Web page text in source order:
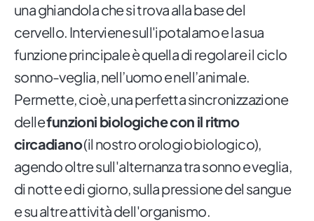
una ghiandola che si trova alla base del
cervello. Interviene sull'ipotalamo e la sua
funzione principale è quella di regolare il ciclo
sonno-veglia, nell’uomo e nell’animale.
Permette, cioè, una perfetta sincronizzazione
dellefunzioni biologiche con il ritmo
circadiano(il nostro orologio biologico),
agendo oltre sull'alternanza tra sonno e veglia,
di notte e di giorno, sulla pressione del sangue
e su altre attività dell'organismo.